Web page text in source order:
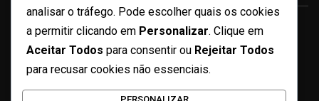
Quem Somos
Ficha Técnica
analisar o tráfego. Pode escolher quais os cookies
a permitir clicando em Personalizar. Clique em
Aceitar Todos para consentir ou Rejeitar Todos
para recusar cookies não essenciais.